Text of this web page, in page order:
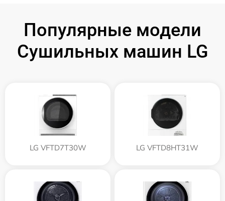
Популярные модели
Сушильных машин LG
LG VFTD7T30W LG VFTD8HT31W